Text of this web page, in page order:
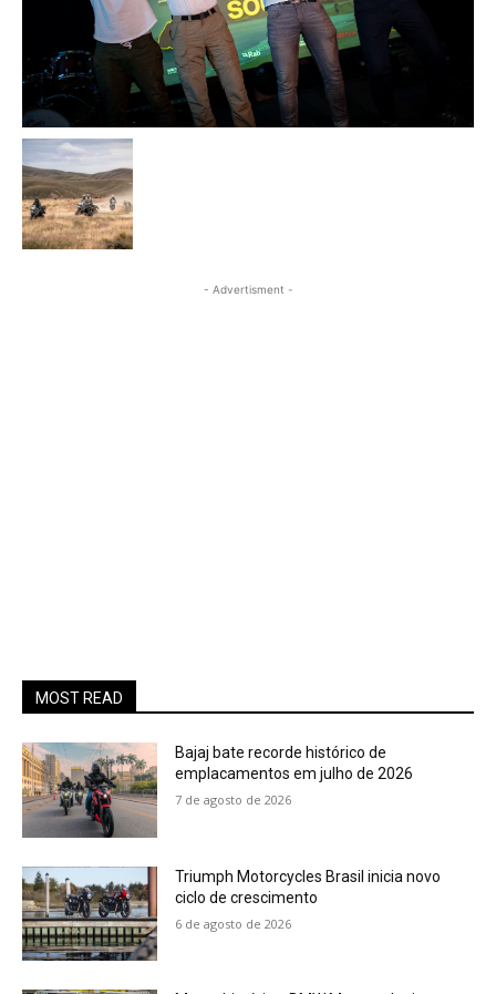
- Advertisment -
MOST READ
Bajaj bate recorde histórico de
emplacamentos em julho de 2026
7 de agosto de 2026
Triumph Motorcycles Brasil inicia novo
ciclo de crescimento
6 de agosto de 2026